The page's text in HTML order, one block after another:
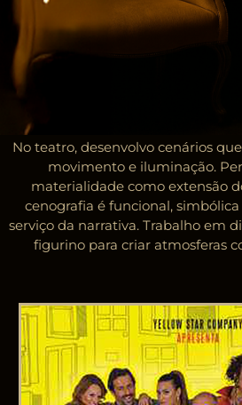
No teatro, desenvolvo cenários
movimento e iluminação.
materialidade como extensão
cenografia é funcional,
serviço da narrativa. Trabalho em
figurino para criar atmosferas